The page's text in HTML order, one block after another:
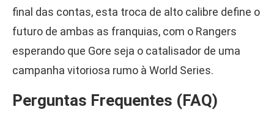
final das contas, esta troca de alto calibre define o
futuro de ambas as franquias, com o Rangers
esperando que Gore seja o catalisador de uma
campanha vitoriosa rumo à World Series.
Perguntas Frequentes (FAQ)